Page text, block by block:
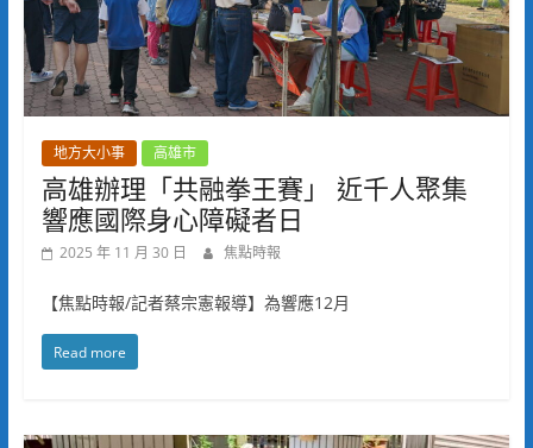
地方大小事 高雄市
高雄辦理「共融拳王賽」 近千人聚集
響應國際身心障礙者日
2025 年 11 月 30 日 焦點時報
【焦點時報/記者蔡宗憲報導】為響應12月
Read more